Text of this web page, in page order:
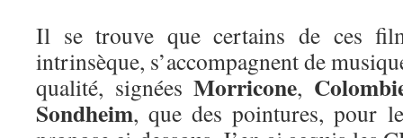
Il se trouve que certains de ces
intrinsèque, s’accompagnent de
qualité, signées Morricone,
Sondheim, que des pointures, pour